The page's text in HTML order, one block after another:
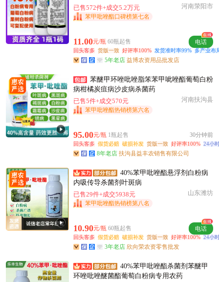
佛山市孟**老板37分钟前询价供应商
已售572件+成交5.2万元
河南荥阳市
苯甲吡唑酯口碑榜第七名
11.00元/瓶 60瓶起售 电话
回头客多 货版一致 好评率100% 发货准时率99% 多产业布
5年老店 益博农资用品批发店
苯醚甲环唑吡唑脂笨苯甲呲唑酯葡萄白粉
病柑橘炭疽病沙皮病杀菌药
已售5件+成交570元
河南扶沟县
苯甲吡唑酯热销榜第六名
95.00元/瓶 1瓶起售 30分钟前
回头客多 假货必赔 破损补发 货版一致 好评率100% 24小
8年老店 扶沟县益丰农销售有限公司
40%苯甲吡唑酯悬浮剂白粉病
内吸传导杀菌剂叶斑病
已售29件+成交5938元
山东潍坊
苯甲吡唑酯热销榜第八名
10.90元/瓶 60瓶起售 电话
回头客多 假货必赔 破损补发 货版一致 好评率100% 24小
3年老店 欣向荣农资零售批发
40%苯甲吡唑酯杀菌剂苯醚甲
环唑吡唑醚菌酯葡萄白粉病专用农药